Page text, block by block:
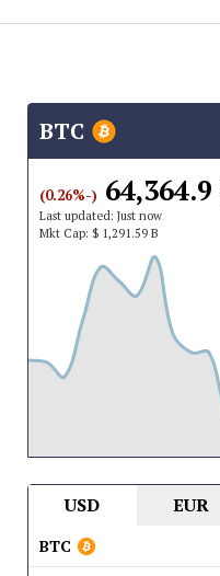
(-0.26%)
Last updated: Just now
Mkt Cap: $ 1,291.59 B
USD EUR
BTC